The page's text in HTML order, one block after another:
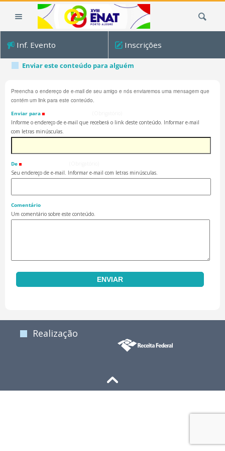
Inf. Evento Inscrições
Enviar este conteúdo para alguém
Preencha o endereço de e-mail de seu amigo e nós enviaremos uma mensagem que
contém um link para este conteúdo.
Enviar para
Informe o endereço de e-mail que receberá o link deste conteúdo. Informar e-mail
com letras minúsculas.
De
Seu endereço de e-mail. Informar e-mail com letras minúsculas.
Comentário
Um comentário sobre este conteúdo.
Realização